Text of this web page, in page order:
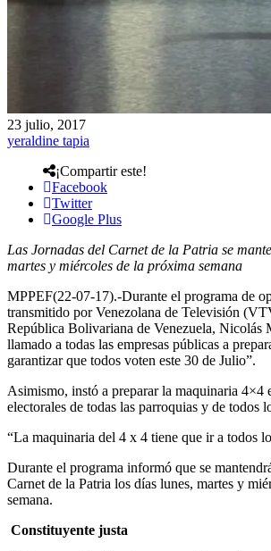
23 julio, 2017
yeraldine tapia
¡Compartir este!
Facebook
Twitter
Google Plus
Las Jornadas del Carnet de la Patria se
martes y miércoles de la próxima semana
MPPEF(22-07-17).-Durante el programa de
transmitido por Venezolana de Televisión
República Bolivariana de Venezuela, Nicolás
llamado a todas las empresas públicas a
garantizar que todos voten este 30 de Julio”.
Asimismo, instó a preparar la maquinaria 4×4
electorales de todas las parroquias y de todos
“La maquinaria del 4 x 4 tiene que ir a todos
Durante el programa informó que se
Carnet de la Patria los días lunes, martes y
semana.
Constituyente justa